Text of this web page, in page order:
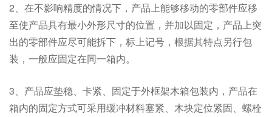
2、在不影响精度的情况下，产品上能够移动的零部件应移
至使产品具有最小外形尺寸的位置，并加以固定，产品上突
出的零部件应尽可能拆下，标上记号，根据其特点另行包
装，一般应固定在同一箱内。
3、产品应垫稳、卡紧、固定于外框架木箱包装内，产品在
箱内的固定方式可采用缓冲材料塞紧、木块定位紧固、螺栓